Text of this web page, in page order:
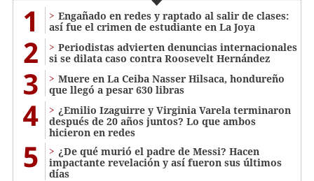
1
Engañado en redes y raptado al salir de clases:
así fue el crimen de estudiante en La Joya
2
Periodistas advierten denuncias internacionales
si se dilata caso contra Roosevelt Hernández
3
Muere en La Ceiba Nasser Hilsaca, hondureño
que llegó a pesar 630 libras
4
¿Emilio Izaguirre y Virginia Varela terminaron
después de 20 años juntos? Lo que ambos
hicieron en redes
5
¿De qué murió el padre de Messi? Hacen
impactante revelación y así fueron sus últimos
días